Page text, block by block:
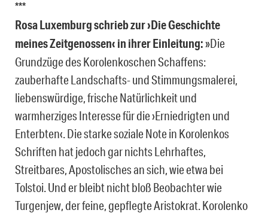
***
Rosa Luxemburg schrieb zur ›Die Geschichte
meines Zeitgenossen‹ in ihrer Einleitung:»Die
Grundzüge des Korolenkoschen Schaffens:
zauberhafte Landschafts- und Stimmungsmalerei,
liebenswürdige, frische Natürlichkeit und
warmherziges Interesse für die ›Erniedrigten und
Enterbten‹. Die starke soziale Note in Korolenkos
Schriften hat jedoch gar nichts Lehrhaftes,
Streitbares, Apostolisches an sich, wie etwa bei
Tolstoi. Und er bleibt nicht bloß Beobachter wie
Turgenjew, der feine, gepflegte Aristokrat. Korolenko